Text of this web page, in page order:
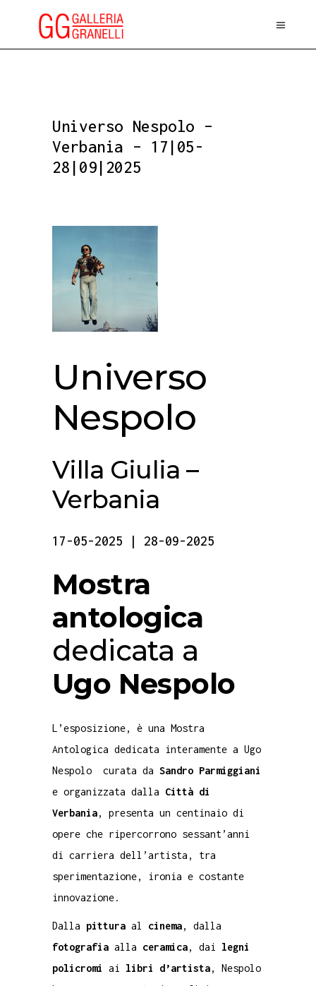
Universo Nespolo –
Verbania – 17|05-
28|09|2025
Universo
Nespolo
Villa Giulia –
Verbania
17-05-2025 | 28-09-2025
Mostra
antologica
dedicata a
Ugo Nespolo
L’esposizione, è una Mostra
Antologica dedicata interamente a Ugo
Nespolo curata da Sandro Parmiggiani
e organizzata dalla Città di
Verbania, presenta un centinaio di
opere che ripercorrono sessant’anni
di carriera dell’artista, tra
sperimentazione, ironia e costante
innovazione.
Dalla pittura al cinema, dalla
fotografia alla ceramica, dai
legni
policromi ai libri d’artista, Nespolo